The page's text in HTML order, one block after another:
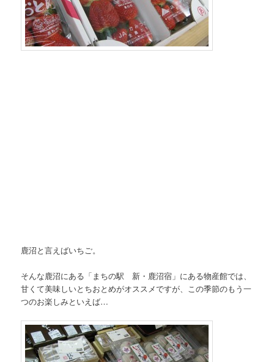
鹿沼と言えばいちご。
そんな鹿沼にある「まちの駅 新・鹿沼宿」にある物産館では、
甘くて美味しいとちおとめがオススメですが、この季節のもう一
つのお楽しみといえば…